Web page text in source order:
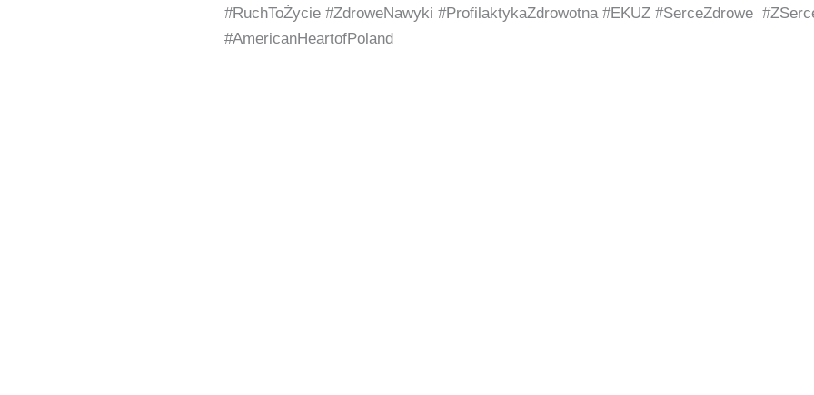
#RuchToŻycie #ZdroweNawyki #ProfilaktykaZdrowotna #EKUZ #SerceZdrowe
#AmericanHeartofPoland